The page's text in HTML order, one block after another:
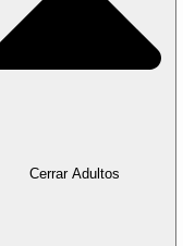
Cerrar Adultos